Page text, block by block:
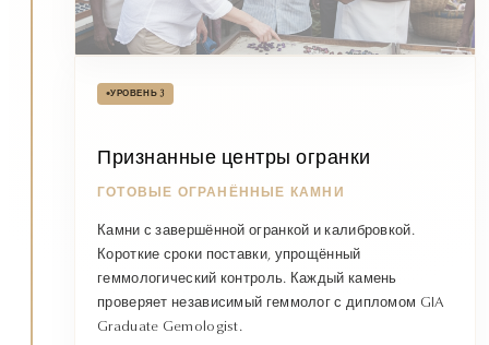
•УРОВЕНЬ 3
Признанные центры огранки
ГОТОВЫЕ ОГРАНЁННЫЕ КАМНИ
Камни с завершённой огранкой и калибровкой.
Короткие сроки поставки, упрощённый
геммологический контроль. Каждый камень
проверяет независимый геммолог с дипломом GIA
Graduate Gemologist.